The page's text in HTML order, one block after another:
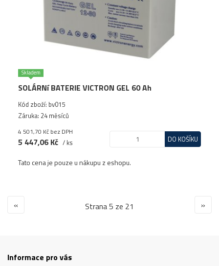
Skladem
SOLÁRNí BATERIE VICTRON GEL 60 Ah
Kód zboží: bv015
Záruka: 24 měsíců
4 501,70 Kč bez DPH
5 447,06 Kč / ks DO KOŠÍKU
Tato cena je pouze u nákupu z eshopu.
« Strana 5 ze 21 »
Informace pro vás